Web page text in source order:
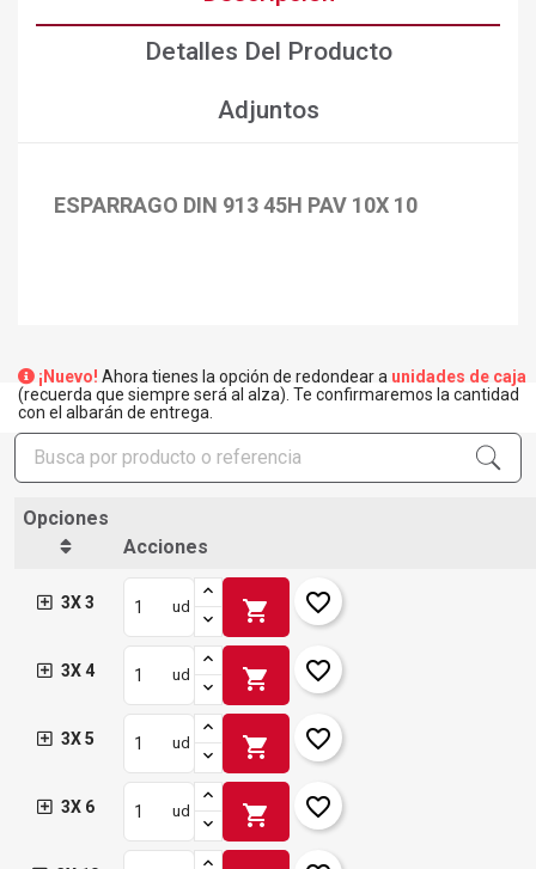
Detalles Del Producto
Adjuntos
ESPARRAGO DIN 913 45H PAV 10X 10
¡Nuevo! Ahora tienes la opción de redondear a unidades de caja
(recuerda que siempre será al alza). Te confirmaremos la cantidad
con el albarán de entrega.
Opciones
Acciones
3X 3 ud shopping_cart favorite_border
3X 4 ud shopping_cart favorite_border
3X 5 ud shopping_cart favorite_border
3X 6 ud shopping_cart favorite_border